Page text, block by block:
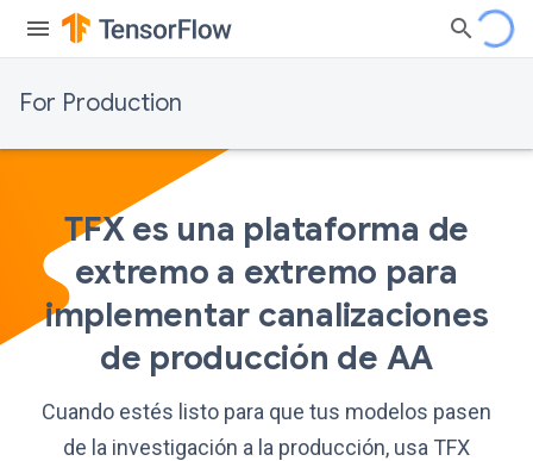
For Production
TFX es una plataforma de
extremo a extremo para
implementar canalizaciones
de producción de AA
Cuando estés listo para que tus modelos pasen
de la investigación a la producción, usa TFX